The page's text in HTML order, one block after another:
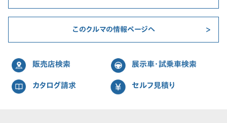
このクルマの情報ページへ
販売店検索 展示車・試乗車検索
カタログ請求 セルフ見積り